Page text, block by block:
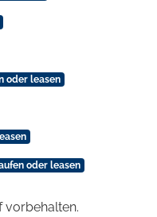
oder leasen
oder leasen
vorbehalten.